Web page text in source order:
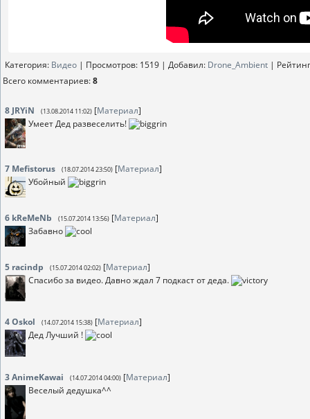
Категория: Видео | Просмотров: 1519 | Добавил: Drone_Ambient | Рейтинг
Всего комментариев:8
8 JRYiN (13.08.2014 11:02) [Материал]
Умеет Дед развеселить!
7 Mefistorus (18.07.2014 23:50) [Материал]
Убойный
6 kReMeNb (15.07.2014 13:56) [Материал]
Забавно
5 racindp (15.07.2014 02:02) [Материал]
Спасибо за видео. Давно ждал 7 подкаст от деда.
4Oskol (14.07.2014 15:38) [Материал]
Дед Лучший !
3AnimeKawai (14.07.2014 04:00) [Материал]
Веселый дедушка^^